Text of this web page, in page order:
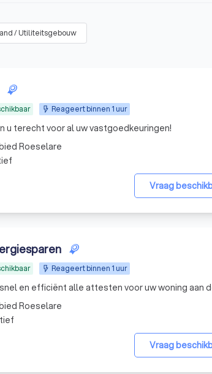
/ Utiliteitsgebouw
Reageert binnen 1 uur
u terecht voor al uw vastgoedkeuringen!
Vraag
Roeselare
Reageert binnen 1 uur
en efficiënt alle attesten voor uw woning aan
Vraag
Roeselare